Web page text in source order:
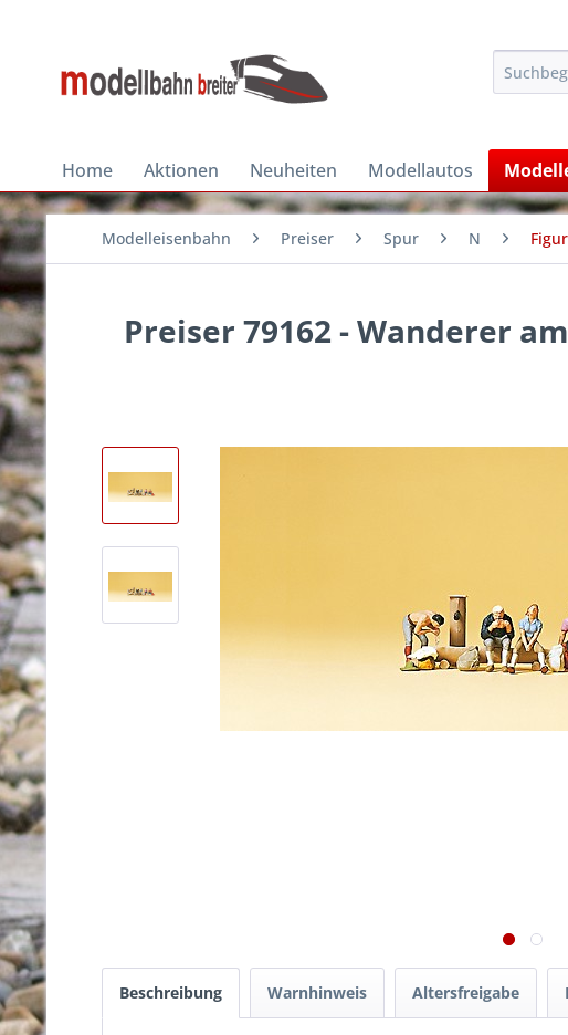
Home Aktionen Neuheiten Modellautos
Modelleisenbahn Preiser Spur N
Preiser 79162 - Wanderer
Beschreibung Warnhinweis Altersfreigabe